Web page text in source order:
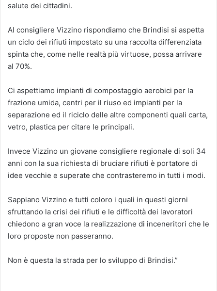
salute dei cittadini.
Al consigliere Vizzino rispondiamo che Brindisi si aspetta
un ciclo dei rifiuti impostato su una raccolta differenziata
spinta che, come nelle realtà più virtuose, possa arrivare
al 70%.
Ci aspettiamo impianti di compostaggio aerobici per la
frazione umida, centri per il riuso ed impianti per la
separazione ed il riciclo delle altre componenti quali carta,
vetro, plastica per citare le principali.
Invece Vizzino un giovane consigliere regionale di soli 34
anni con la sua richiesta di bruciare rifiuti è portatore di
idee vecchie e superate che contrasteremo in tutti i modi.
Sappiano Vizzino e tutti coloro i quali in questi giorni
sfruttando la crisi dei rifiuti e le difficoltà dei lavoratori
chiedono a gran voce la realizzazione di inceneritori che le
loro proposte non passeranno.
Non è questa la strada per lo sviluppo di Brindisi.”